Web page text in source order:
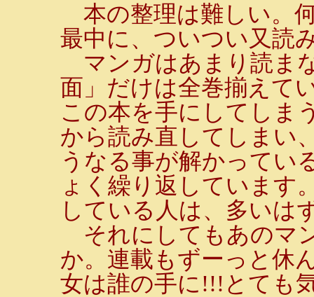
本の整理は難しい。
最中に、ついつい又読
マンガはあまり読ま
面」だけは全巻揃えて
この本を手にしてしま
から読み直してしまい
うなる事が解かってい
ょく繰り返しています
している人は、多いは
それにしてもあのマ
か。連載もずーっと休
女は誰の手に!!!とても